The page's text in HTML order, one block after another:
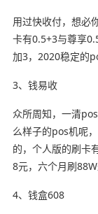
用过快收付，想必
卡有0.5+3与尊享
加3，2020稳定的
3、钱易收
众所周知，一清
么样子的pos机呢
的，个人版的刷卡
8元，六个月刷
4、钱盒608